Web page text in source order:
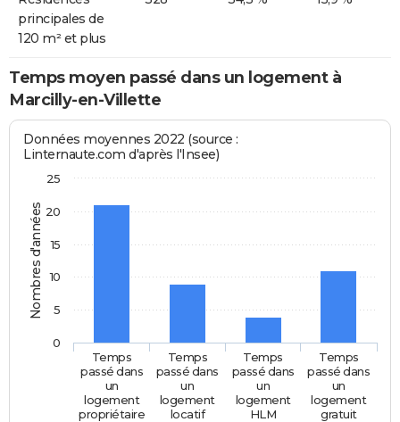
principales de
120 m² et plus
Temps moyen passé dans un logement à
Marcilly-en-Villette
Nombres d'années
Données moyennes 2022 (source :
Linternaute.com d'après l'Insee)
Temps
passé dans
un
logement
propriétaire
Temps
passé dans
un
logement
locatif
Temps
passé dans
un
logement
HLM
Temps
passé dans
un
logement
gratuit
0
5
10
15
20
25